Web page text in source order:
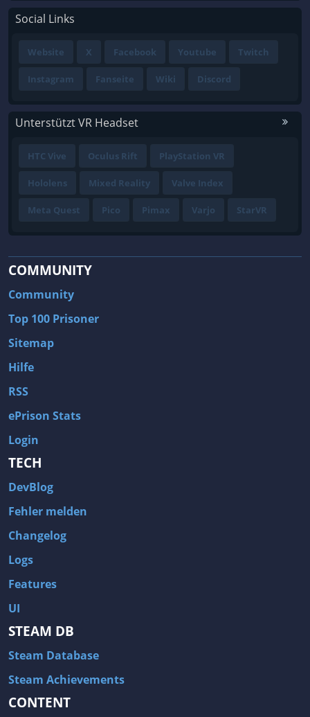
Social Links
Website X Facebook Youtube Twitch
Instagram Fanseite Wiki Discord
Unterstützt VR Headset
HTC Vive Oculus Rift PlayStation VR
Hololens Mixed Reality Valve Index
Meta Quest Pico Pimax Varjo StarVR
COMMUNITY
Community
Top 100 Prisoner
Sitemap
Hilfe
RSS
ePrison Stats
Login
TECH
DevBlog
Fehler melden
Changelog
Logs
Features
UI
STEAM DB
Steam Database
Steam Achievements
CONTENT